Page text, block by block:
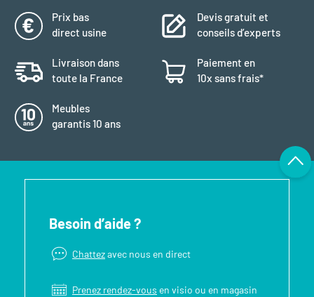
Prix bas
direct usine
Devis gratuit et
conseils d’experts
Livraison dans
toute la France
Paiement en
10x sans frais*
Meubles
garantis 10 ans
Besoin d’aide ?
Chattezavec nous en direct
Prenez rendez-vous en visio ou en magasin